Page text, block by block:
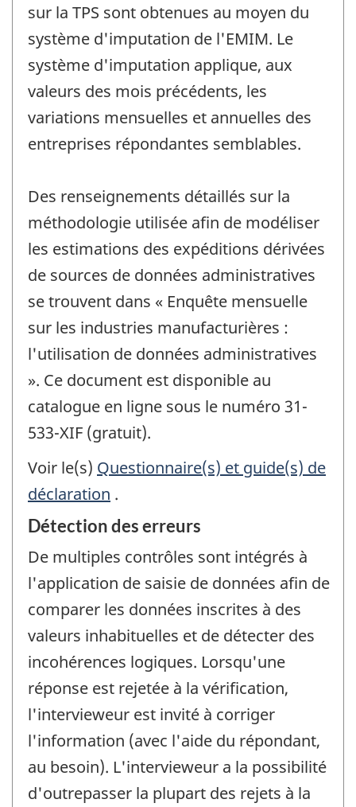
sur la TPS sont obtenues au moyen du
système d'imputation de l'EMIM. Le
système d'imputation applique, aux
valeurs des mois précédents, les
variations mensuelles et annuelles des
entreprises répondantes semblables.
Des renseignements détaillés sur la
méthodologie utilisée afin de modéliser
les estimations des expéditions dérivées
de sources de données administratives
se trouvent dans « Enquête mensuelle
sur les industries manufacturières :
l'utilisation de données administratives
». Ce document est disponible au
catalogue en ligne sous le numéro 31-
533-XIF (gratuit).
Voir le(s) Questionnaire(s) et guide(s) de
déclaration .
Détection des erreurs
De multiples contrôles sont intégrés à
l'application de saisie de données afin de
comparer les données inscrites à des
valeurs inhabituelles et de détecter des
incohérences logiques. Lorsqu'une
réponse est rejetée à la vérification,
l'intervieweur est invité à corriger
l'information (avec l'aide du répondant,
au besoin). L'intervieweur a la possibilité
d'outrepasser la plupart des rejets à la